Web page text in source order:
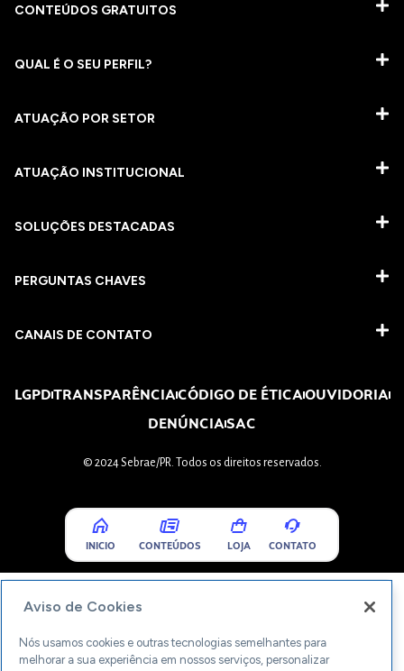
CONTEÚDOS GRATUITOS
QUAL É O SEU PERFIL?
ATUAÇÃO POR SETOR
ATUAÇÃO INSTITUCIONAL
SOLUÇÕES DESTACADAS
PERGUNTAS CHAVES​
CANAIS DE CONTATO
LGPDTRANSPARÊNCIACÓDIGO DE ÉTICAOUVIDORIA
DENÚNCIASAC
© 2024 Sebrae/PR. Todos os direitos reservados.
INICIO CONTEÚDOS LOJA CONTATO
Aviso de Cookies
Nós usamos cookies e outras tecnologias semelhantes para
melhorar a sua experiência em nossos serviços, personalizar